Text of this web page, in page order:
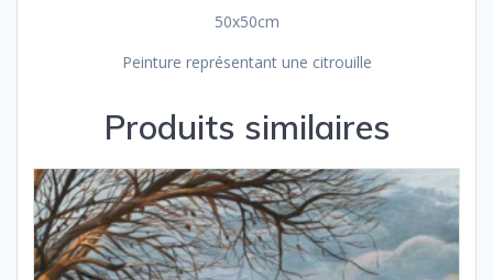
50x50cm
Peinture représentant une citrouille
Produits similaires